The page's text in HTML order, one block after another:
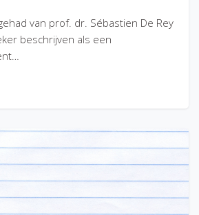
van prof. dr. Sébastien De Rey
beschrijven als een